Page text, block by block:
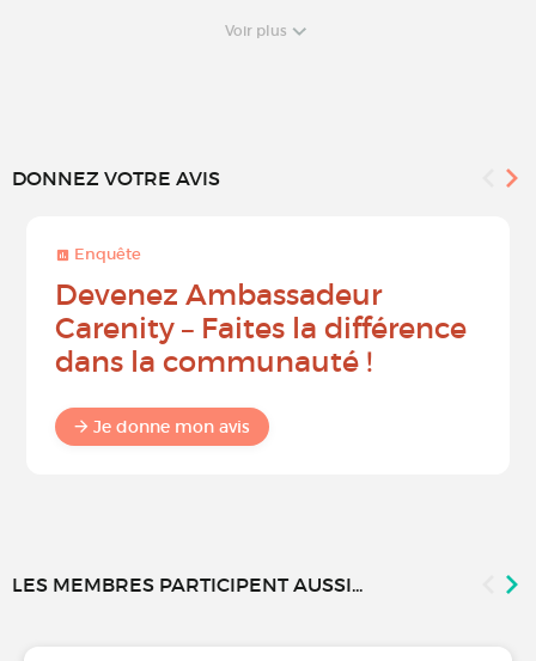
Voir plus
DONNEZ VOTRE AVIS
Enquête
Devenez Ambassadeur
Carenity – Faites la différence
dans la communauté !
Je donne mon avis
LES MEMBRES PARTICIPENT AUSSI...